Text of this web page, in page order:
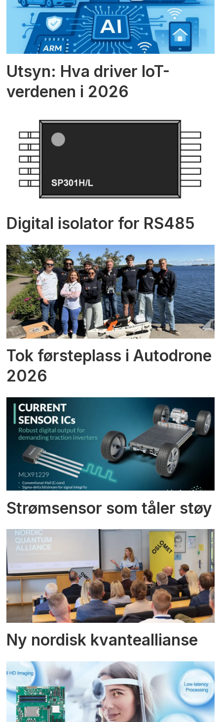
Utsyn: Hva driver IoT-
verdenen i 2026
Digital isolator for RS485
Tok førsteplass i Autodrone
2026
Strømsensor som tåler støy
Ny nordisk kvanteallianse